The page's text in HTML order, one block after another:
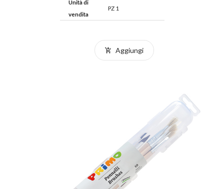
Unità di
vendita
PZ 1
Aggiungi